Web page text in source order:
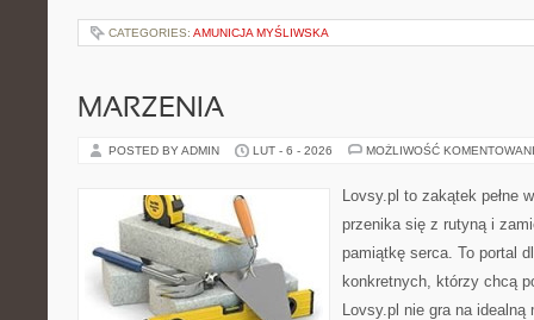
CATEGORIES: AMUNICJA MYŚLIWSKA
MARZENIA
POSTED BY ADMIN LUT - 6 - 2026 MOŻLIWOŚĆ
Lovsy.pl to zakątek pełne
przenika się z rutyną i
pamiątkę serca. To portal
konkretnych, którzy chcą
Lovsy.pl nie gra na idealną